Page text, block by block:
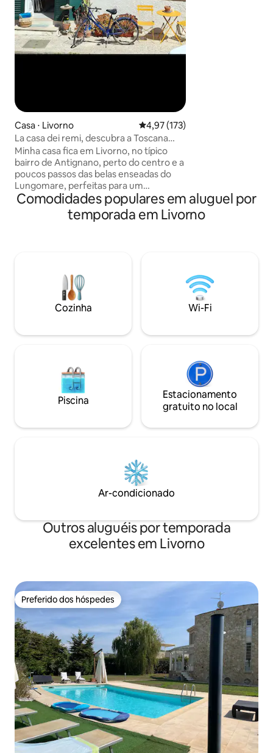
Casa ⋅ Livorno 4,97 de uma avaliação média de
4,97 (173)
La casa dei remi, descubra a Toscana
perto do mar
Minha casa fica em Livorno, no típico
bairro de Antignano, perto do centro e a
poucos passos das belas enseadas do
Lungomare, perfeitas para um
mergulho e um banho de sol. Ponto de
partida estratégico para descobrir os
tesouros da nossa cidade e as famosas
oferecidos. O bairro tranquilo e
pitoresco fica a 10 minutos de carro ou a
20 minutos de bicicleta do centro da
Comodidades populares em aluguel por
temporada em Livorno
Cozinha Wi-Fi
Piscina
Estacionamento
gratuito no local
Ar-condicionado
Outros aluguéis por temporada
excelentes em Livorno
Preferido dos hóspedes
Preferido dos hóspedes